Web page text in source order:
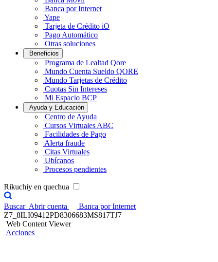
Banca por Internet
Yape
Tarjeta de Crédito iO
Pago Automático
Otras soluciones
Beneficios
Programa de Lealtad Qore
Mundo Cuenta Sueldo QORE
Mundo Tarjetas de Crédito
Cuotas Sin Intereses
Mi Espacio BCP
Ayuda y Educación
Centro de Ayuda
Cursos Virtuales ABC
Facilidades de Pago
Alerta fraude
Citas Virtuales
Ubícanos
Procesos pendientes
Rikuchiy en quechua
Buscar Abrir cuenta
Banca por Internet
Z7_8ILI09412PD8306683MS817TJ7
Web Content Viewer
Acciones